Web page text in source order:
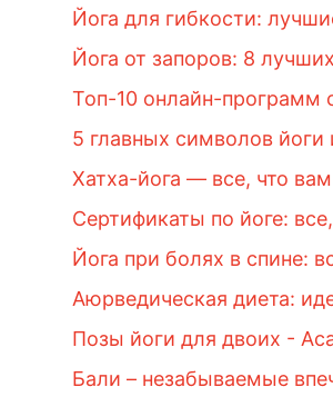
Йога для гибкости:
Йога от запоров: 8
Топ-10 онлайн-программ
5 главных символов йоги
Хатха-йога — все, что
Сертификаты по йоге:
Йога при болях в спине:
Аюрведическая диета:
Позы йоги для двоих -
Бали – незабываемые